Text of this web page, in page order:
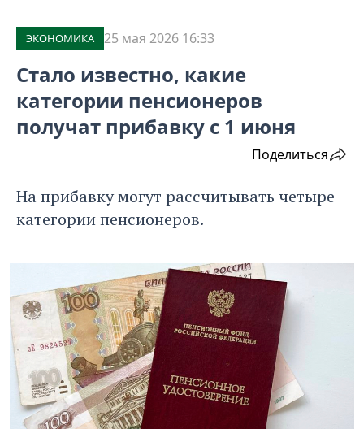
ЭКОНОМИКА 25 мая 2026 16:33
Стало известно, какие
категории пенсионеров
получат прибавку с 1 июня
Поделиться
На прибавку могут рассчитывать четыре
категории пенсионеров.